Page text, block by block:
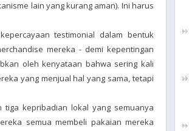
lain yang kurang aman). Ini harus
testimonial dalam bentuk
mereka - demi kepentingan
oleh kenyataan bahwa sering kali
yang menjual hal yang sama, tetapi
kepribadian lokal yang semuanya
semua membeli pakaian mereka